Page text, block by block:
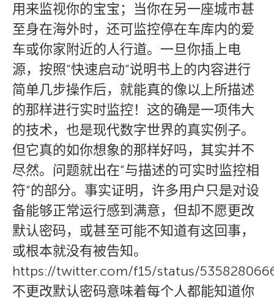
用来监视你的宝宝；当你在另一座城市甚
至身在海外时，还可监控停在车库内的爱
车或你家附近的人行道。一旦你插上电
源，按照”快速启动”说明书上的内容进行
简单几步操作后，就能真的像以上所描述
的那样进行实时监控！这的确是一项伟大
的技术，也是现代数字世界的真实例子。
但它真的如你想象的那样好吗，其实并不
尽然。问题就出在”与描述的可实时监控相
符”的部分。事实证明，许多用户只是对设
备能够正常运行感到满意，但却不愿更改
默认密码，或甚至可能不知道有这回事，
或根本就没有被告知。
https://twitter.com/f15/status/
不更改默认密码意味着每个人都能知道你